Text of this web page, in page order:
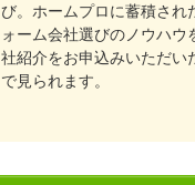
び。ホームプロに蓄積され
ォーム会社選びのノウハウ
社紹介をお申込みいただい
で見られます。